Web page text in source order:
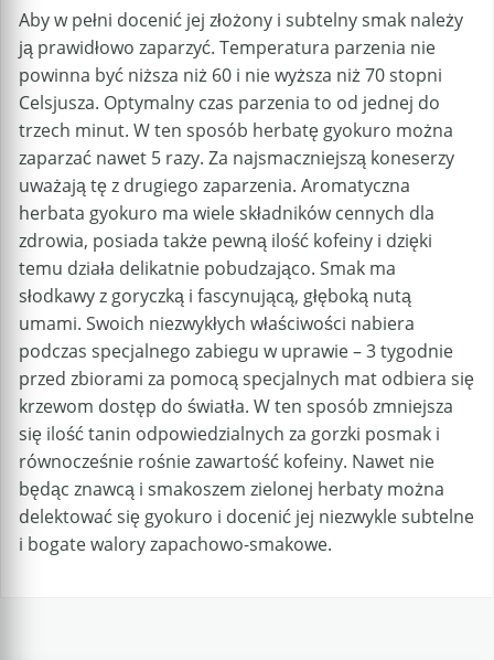
Aby w pełni docenić jej złożony i subtelny smak należy
ją prawidłowo zaparzyć. Temperatura parzenia nie
powinna być niższa niż 60 i nie wyższa niż 70 stopni
Celsjusza. Optymalny czas parzenia to od jednej do
trzech minut. W ten sposób herbatę gyokuro można
zaparzać nawet 5 razy. Za najsmaczniejszą koneserzy
uważają tę z drugiego zaparzenia. Aromatyczna
herbata gyokuro ma wiele składników cennych dla
zdrowia, posiada także pewną ilość kofeiny i dzięki
temu działa delikatnie pobudzająco. Smak ma
słodkawy z goryczką i fascynującą, głęboką nutą
umami. Swoich niezwykłych właściwości nabiera
podczas specjalnego zabiegu w uprawie – 3 tygodnie
przed zbiorami za pomocą specjalnych mat odbiera się
krzewom dostęp do światła. W ten sposób zmniejsza
się ilość tanin odpowiedzialnych za gorzki posmak i
równocześnie rośnie zawartość kofeiny. Nawet nie
będąc znawcą i smakoszem zielonej herbaty można
delektować się gyokuro i docenić jej niezwykle subtelne
i bogate walory zapachowo-smakowe.